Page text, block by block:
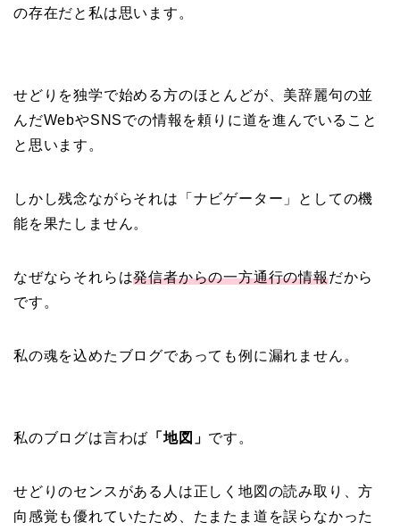
の存在だと私は思います。
せどりを独学で始める方のほとんどが、美辞麗句の並
んだWebやSNSでの情報を頼りに道を進んでいること
と思います。
しかし残念ながらそれは「ナビゲーター」としての機
能を果たしません。
なぜならそれらは発信者からの一方通行の情報だから
です。
私の魂を込めたブログであっても例に漏れません。
私のブログは言わば 「地図」 です。
せどりのセンスがある人は正しく地図の読み取り、方
向感覚も優れていたため、たまたま道を誤らなかった